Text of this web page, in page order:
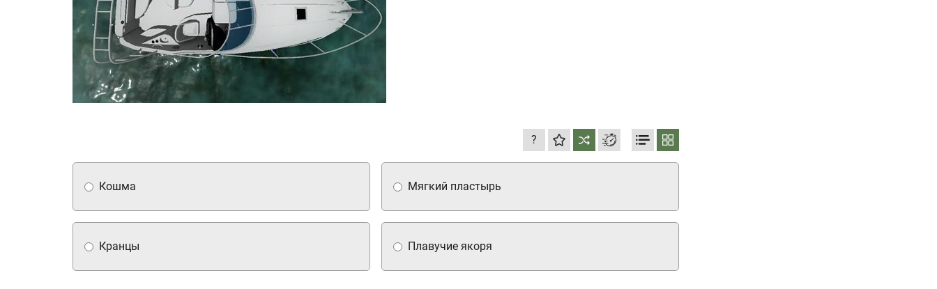
?
Плавучие якоря
Кошма Мягкий пластырь
Кранцы